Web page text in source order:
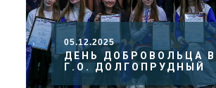
05.12.2025
ДЕНЬ ДОБРОВОЛЬЦА В
Г.О. ДОЛГОПРУДНЫЙ